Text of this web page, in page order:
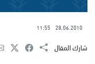
28.06.2010
11:55
شارك المقال